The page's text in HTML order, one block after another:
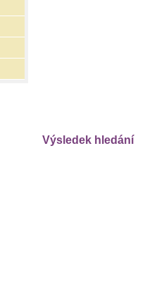
Výsledek hledání